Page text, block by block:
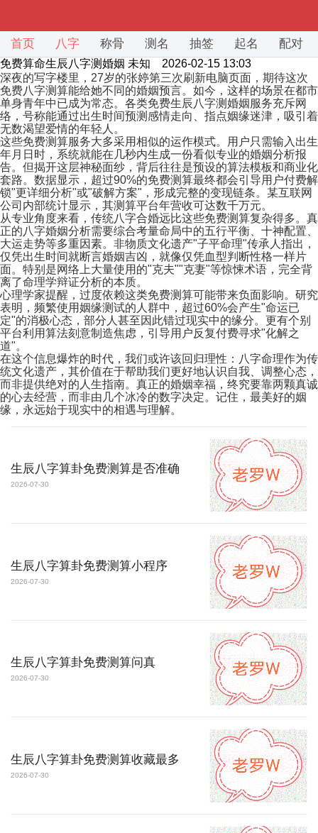
首页 八字 称骨 测名 抽签 起名 配对
免费算命生辰八字测婚姻 未知 2026-02-15 13:03
深夜的写字楼里，27岁的张婷第三次刷新电脑页面，期待这次
免费八字测算能给她不同的婚姻预言。如今，这样的场景在都市
单身青年中已成为常态。各类免费生辰八字测婚姻服务充斥网
络，号称能通过出生时间预测感情走向、指点姻缘迷津，吸引着
无数渴望爱情的年轻人。
这些免费测算服务大多采用相似的运作模式。用户只需输入出生
年月日时，系统就能在几秒内生成一份看似专业的婚姻分析报
告。但揭开这层神秘面纱，背后往往是预设的算法模板和商业化
套路。数据显示，超过90%的免费测算最终都会引导用户付费解
锁"更详细分析"或"破解方案"，形成完整的变现链条。某互联网
公司内部统计显示，其测算平台年营收可达数千万元。
从专业角度来看，传统八字合婚远比这些免费测算复杂得多。真
正的八字婚姻分析需要综合考量命局中的五行平衡、十神配置、
大运走势等多重因素。非物质文化遗产"子平命理"传承人指出，
仅凭出生时间就断言婚姻吉凶，就像仅凭血型判断性格一样片
面。特别是网络上大量使用的"克夫""克妻"等惊悚术语，完全背
离了命理学辩证分析的本质。
心理学家提醒，过度依赖这类免费测算可能带来负面影响。研究
表明，频繁使用姻缘测试的人群中，超过60%会产生"命运已
定"的消极心态，部分人甚至因此错过现实中的缘分。更有个别
平台利用算法刻意制造焦虑，引导用户反复付费寻求"化解之
道"。
在这个信息爆炸的时代，我们或许该回归理性：八字命理作为传
统文化遗产，其价值在于帮助我们更好地认识自我、调整心态，
而非提供绝对的人生指南。真正的婚姻幸福，终究要靠两颗真诚
的心去经营，而非由几个冰冷的数字决定。记住，最美好的姻
缘，永远始于现实中的相遇与理解。
生辰八字算卦免费测算是否准确
2026-07-30
生辰八字算卦免费测算小程序
2026-07-30
生辰八字算卦免费测算问真
2026-07-30
生辰八字算卦免费测算收藏最多
2026-07-30